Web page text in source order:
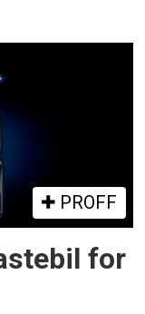
PROFF
for